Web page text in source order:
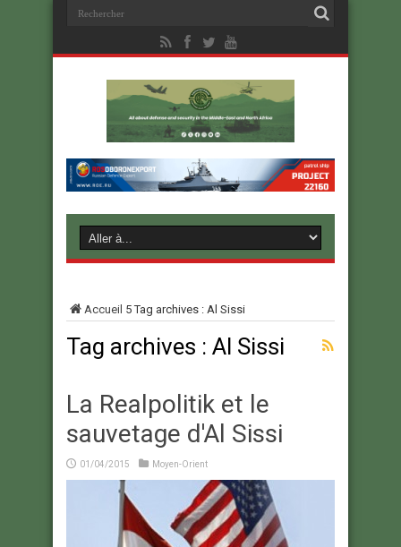
Accueil 5Tag archives : Al Sissi
Tag archives : Al Sissi
La Realpolitik et le
sauvetage d'Al Sissi
01/04/2015 Moyen-Orient